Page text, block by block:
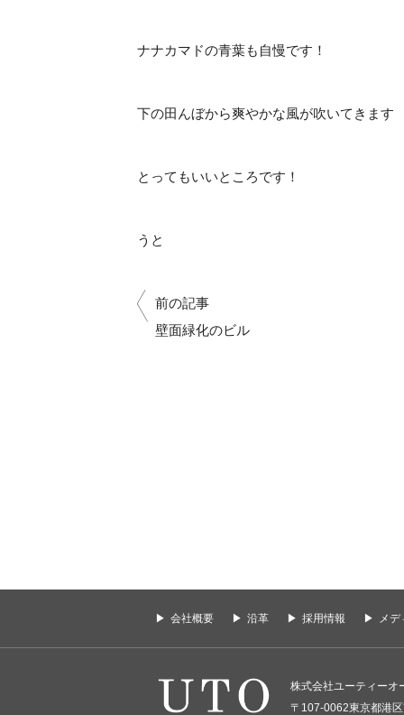
ナナカマドの青葉も自慢です！
下の田んぼから爽やかな風が吹いてきます
とってもいいところです！
うと
前の記事
壁面緑化のビル
会社概要 沿革 採用情報 メデ
株式会社ユーティーオ
〒107-0062東京都港